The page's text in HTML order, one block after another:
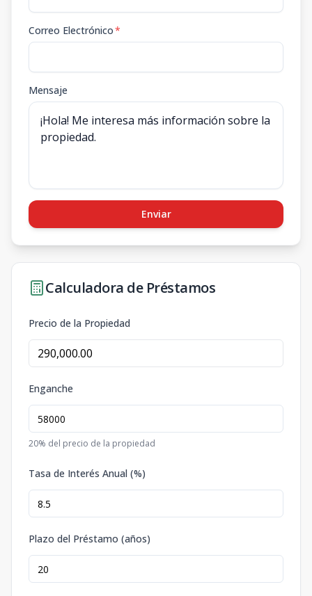
Correo Electrónico*
Mensaje
Enviar
Calculadora de Préstamos
Precio de la Propiedad
Enganche
20% del precio de la propiedad
Tasa de Interés Anual (%)
Plazo del Préstamo (años)